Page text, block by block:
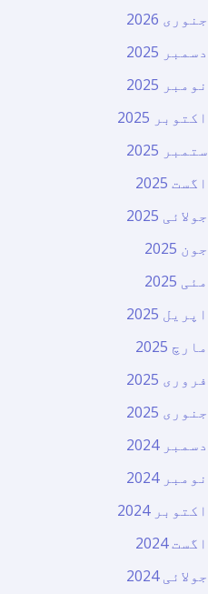
جنوری 2026
دسمبر 2025
نومبر 2025
اکتوبر 2025
ستمبر 2025
اگست 2025
جولائی 2025
جون 2025
مئی 2025
اپریل 2025
مارچ 2025
فروری 2025
جنوری 2025
دسمبر 2024
نومبر 2024
اکتوبر 2024
اگست 2024
جولائی 2024